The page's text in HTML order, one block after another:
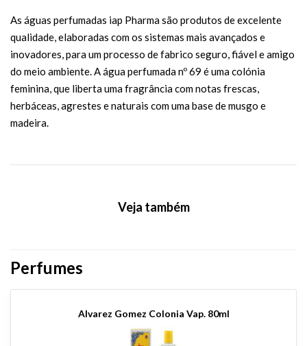
As águas perfumadas iap Pharma são produtos de excelente
qualidade, elaboradas com os sistemas mais avançados e
inovadores, para um processo de fabrico seguro, fiável e amigo
do meio ambiente. A água perfumada nº 69 é uma colónia
feminina, que liberta uma fragrância com notas frescas,
herbáceas, agrestes e naturais com uma base de musgo e
madeira.
Veja também
Perfumes
Alvarez Gomez Colonia Vap. 80ml